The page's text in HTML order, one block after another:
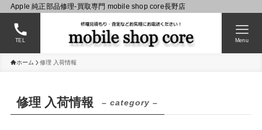
Apple 純正部品修理-買取専門 mobile shop core長野店
TEL Menu
ホーム 修理 入荷情報
修理 入荷情報 – category –